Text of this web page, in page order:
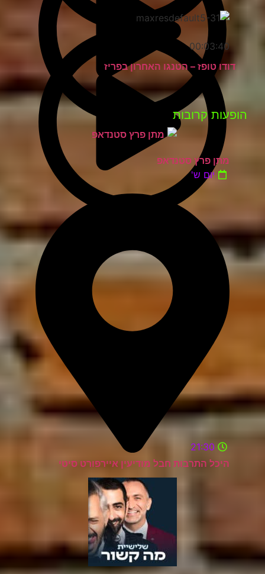
00:03:40
דודו טופז – הטנגו האחרון בפריז
קרובות
מתן פרץ סטנדאפ
יום ש'
היכל התרבות חבל מודיעין איירפורט סיטי
21:30